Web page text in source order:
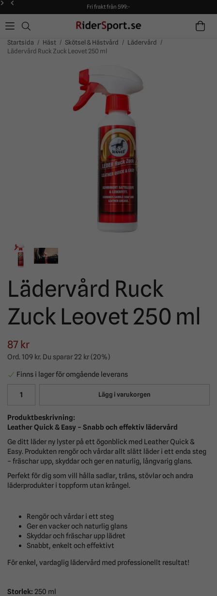
Fri frakt från 599:-
Alltid snabba leveranser!
Fri frakt från 599:-
Startsida / Häst / Skötsel & Hästvård / Lädervård
/
Lädervård Ruck Zuck Leovet 250 ml
Lädervård Ruck
Zuck Leovet 250 ml
87 kr
Ord. 109 kr. Du sparar 22 kr(20%)
Finns i lager för omgående leverans
Lägg i varukorgen
Produktbeskrivning:
Leather Quick & Easy – Snabb och effektiv lädervård
Ge ditt läder ny lyster på ett ögonblick med Leather Quick &
Easy. Produkten rengör och vårdar allt slätt läder i ett enda steg
– fräschar upp, skyddar och ger en naturlig, långvarig glans.
Perfekt för dig som vill hålla sadlar, träns, stövlar och andra
läderprodukter i toppform utan krångel.
Rengör och vårdar i ett steg
Ger en vacker och naturlig glans
Skyddar och fräschar upp lädret
Snabbt, enkelt och effektivt
För enkel, vardaglig lädervård med professionellt resultat!
Storlek: 250 ml